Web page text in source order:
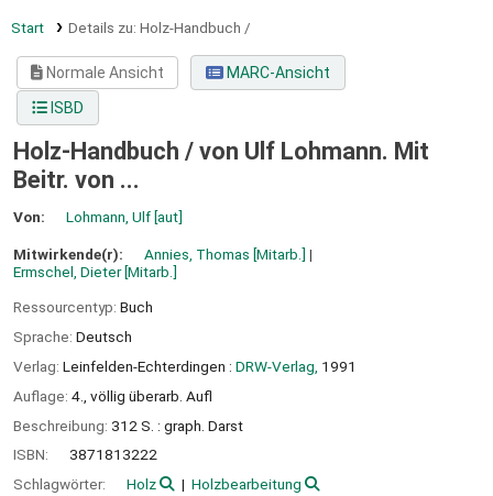
Start Details zu: Holz-Handbuch /
Normale Ansicht
MARC-Ansicht
ISBD
Holz-Handbuch / von Ulf Lohmann. Mit
Beitr. von ...
Von: Lohmann, Ulf[aut]
Mitwirkende(r): Annies, Thomas [Mitarb.]
Ermschel, Dieter[Mitarb.]
Ressourcentyp: Buch
Sprache: Deutsch
Verlag: Leinfelden-Echterdingen : DRW-Verlag, 1991
Auflage: 4., völlig überarb. Aufl
Beschreibung: 312 S. : graph. Darst
ISBN:
3871813222
Schlagwörter:
Holz
Holzbearbeitung